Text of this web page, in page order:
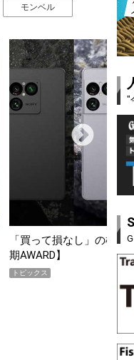
モンベル
薄着になる季節の夏こそ
SHOCK「
PR
"